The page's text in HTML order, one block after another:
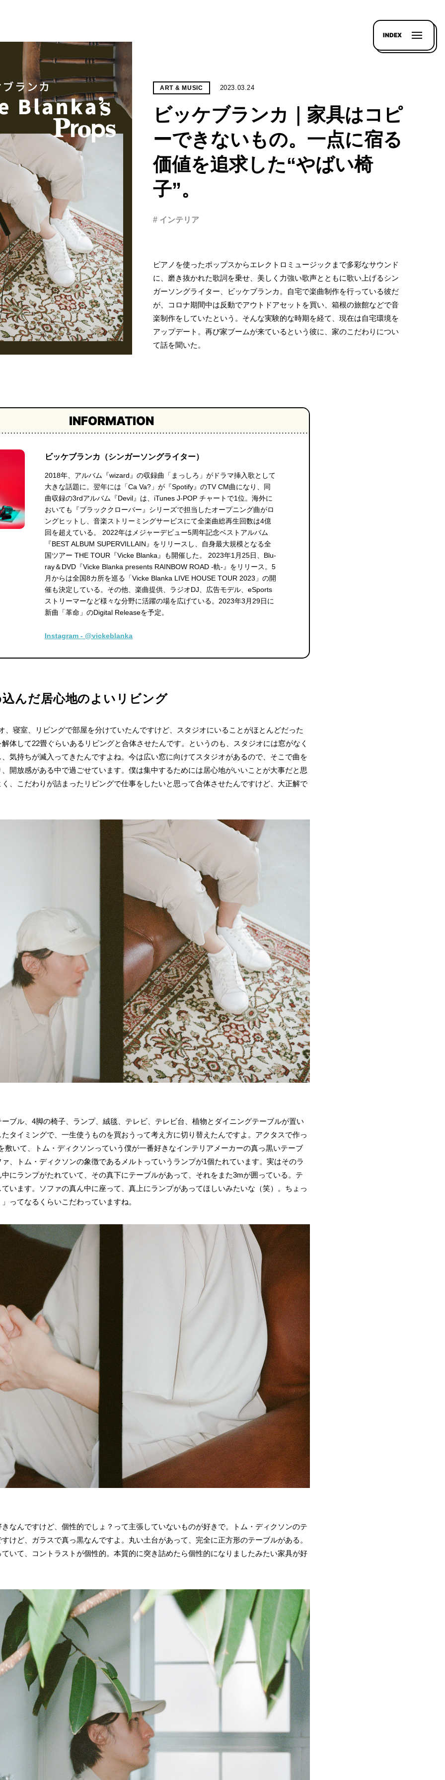
INDEX
ART & MUSIC 2023.03.24
ビッケブランカ｜家具はコピ
ーできないもの。一点に宿る
価値を追求した“やばい椅
子”。
# インテリア
ピアノを使ったポップスからエレクトロミュージックまで多彩なサウンド
に、磨き抜かれた歌詞を乗せ、美しく力強い歌声とともに歌い上げるシン
ガーソングライター、ビッケブランカ。自宅で楽曲制作を行っている彼だ
が、コロナ期間中は反動でアウトドアセットを買い、箱根の旅館などで音
楽制作をしていたという。そんな実験的な時期を経て、現在は自宅環境を
アップデート。再び家ブームが来ているという彼に、家のこだわりについ
て話を聞いた。
INFORMATION
ビッケブランカ（シンガーソングライター）
2018年、アルバム『wizard』の収録曲「まっしろ」がドラマ挿入歌として
大きな話題に。翌年には「Ca Va?」が『Spotify』のTV CM曲になり、同
曲収録の3rdアルバム『Devil』は、iTunes J-POP チャートで1位。海外に
おいても『ブラッククローバー』シリーズで担当したオープニング曲がロ
ングヒットし、音楽ストリーミングサービスにて全楽曲総再生回数は4億
回を超えている。 2022年はメジャーデビュー5周年記念ベストアルバム
『BEST ALBUM SUPERVILLAIN』をリリースし、自身最大規模となる全
国ツアー THE TOUR『Vicke Blanka』も開催した。 2023年1月25日、Blu-
ray＆DVD『Vicke Blanka presents RAINBOW ROAD -軌-』をリリース。5
月からは全国8カ所を巡る「Vicke Blanka LIVE HOUSE TOUR 2023」の開
催も決定している。その他、楽曲提供、ラジオDJ、広告モデル、eSports
ストリーマーなど様々な分野に活躍の場を広げている。2023年3月29日に
新曲「革命」のDigital Releaseを予定。
Instagram - @vickeblanka
んだ居心地のよいリビング
、寝室、リビングで部屋を分けていたんですけど、スタジオにいることがほとんどだった
体して22畳ぐらいあるリビングと合体させたんです。というのも、スタジオには窓がなく
気持ちが滅入ってきたんですよね。今は広い窓に向けてスタジオがあるので、そこで曲を
開放感がある中で過ごせています。僕は集中するためには居心地がいいことが大事だと思
、こだわりが詰まったリビングで仕事をしたいと思って合体させたんですけど、大正解で
ブル、4脚の椅子、ランプ、絨毯、テレビ、テレビ台、植物とダイニングテーブルが置い
タイミングで、一生使うものを買おうって考え方に切り替えたんですよ。アクタスで作っ
敷いて、トム・ディクソンっていう僕が一番好きなインテリアメーカーの真っ黒いテーブ
、トム・ディクソンの象徴であるメルトっていうランプが1個たれています。実はそのラ
にランプがたれていて、その真下にテーブルがあって、それをまた3mが囲っている。テ
います。ソファの真ん中に座って、真上にランプがあってほしいみたいな（笑）。ちょっ
ってなるくらいこだわっていますね。
なんですけど、個性的でしょ？って主張していないものが好きで。トム・ディクソンのテ
けど、ガラスで真っ黒なんですよ。丸い土台があって、完全に正方形のテーブルがある。
いて、コントラストが個性的。本質的に突き詰めたら個性的になりましたみたい家具が好